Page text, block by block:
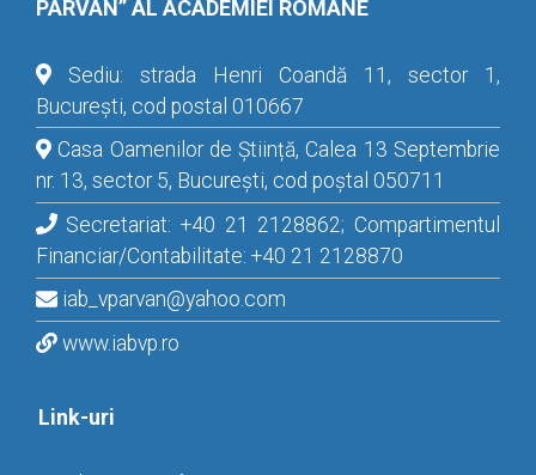
PÂRVAN” AL ACADEMIEI ROMÂNE
Sediu: strada Henri Coandă 11, sector 1,
București, cod postal 010667
Casa Oamenilor de Știință, Calea 13 Septembrie
nr. 13, sector 5, București, cod poștal 050711
Secretariat: +40 21 2128862; Compartimentul
Financiar/Contabilitate: +40 21 2128870
iab_vparvan@yahoo.com
www.iabvp.ro
Link-uri